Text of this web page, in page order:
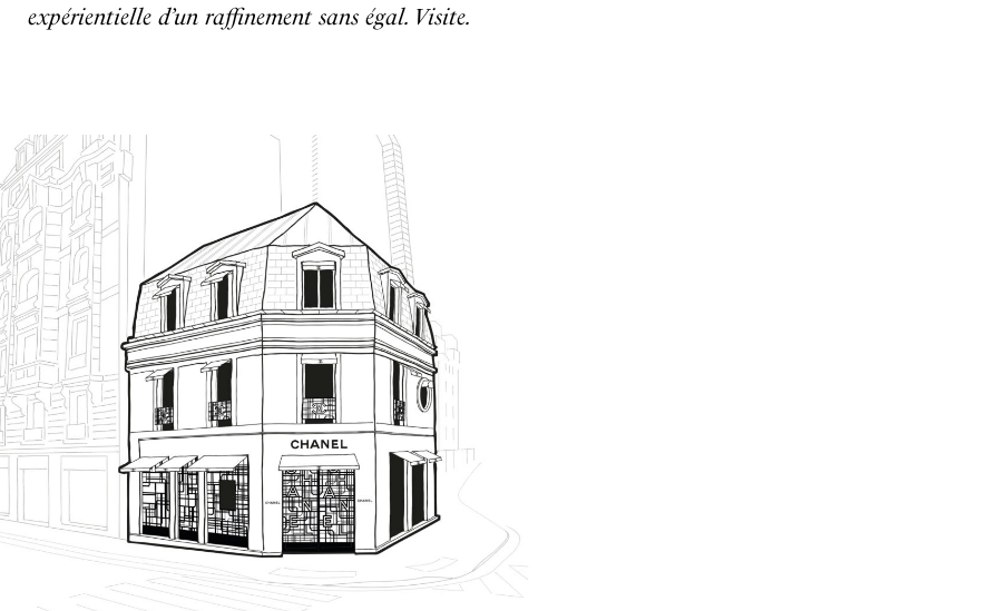
expérientielle d’un raffinement sans égal. Visite.